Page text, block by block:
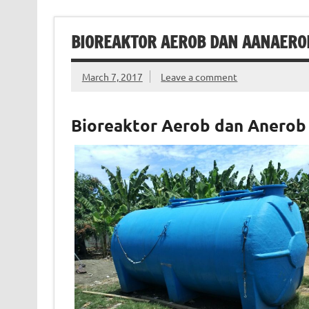
BIOREAKTOR AEROB DAN
March 7, 2017 Leave a comment
Bioreaktor Aerob dan Anerob